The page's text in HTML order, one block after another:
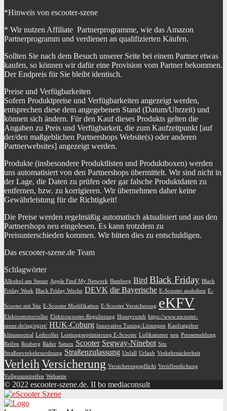
*Hinweis von escooter-szene
* Wir nutzen Affiliate Partnerprogramme, wie das Amazon
Partnerprogramm und verdienen an qualifizierten Käufen.
Sollten Sie nach dem Besuch unserer Seite bei einem Partner etwas
kaufen, so können wir dafür eine Provision vom Partner bekommen.
Der Endpreis für Sie bleibt identisch.
Preise und Verfügbarkeiten
Sofern Produktpreise und Verfügbarkeiten angezeigt werden,
entsprechen diese dem angegebenen Stand (Datum/Uhrzeit) und
können sich ändern. Für den Kauf dieses Produkts gelten die
Angaben zu Preis und Verfügbarkeit, die zum Kaufzeitpunkt [auf
der/den maßgeblichen Partnershops Website(s) oder anderen
Partnerwebsites] angezeigt werden.
Produkte (insbesondere Produktlisten und Produktboxen) werden
uns automatisiert von den Partnershops übermittelt. Wir sind nicht in
der Lage, die Daten zu prüfen oder gar falsche Produktdaten zu
entfernen, bzw. zu korrigieren. Wir übernehmen daher keine
Gewährleistung für die Richtigkeit!
Die Preise werden regelmäßig automatisch aktualisiert und aus den
Partnershops neu eingelesen. Es kann trotzdem zu
Preisunterschieden kommen. Wir bitten dies zu entschuldigen.
Das escooter-szene.de Team
Schlagwörter
Alkohol am Steuer Apple Find My Network Bamberg Bird Black Friday Black
Friday Week Black Friday Woche DEVK die Bayerische E-Scooter ausleihen E-
Scooter mit Sitz E-Scooter Modifikation E-Scooter Versicherung eKFV
Elektromotorroller Elektroscooter-Regulierung Honeycomb https://www.escooter-
szene.de/tag/egret/ HUK-Coburg Innovative Tuning-Lösungen Kaufratgeber
klimaneutral Leihroller Leistungsoptimierung E-Scooter Luftkammer neu Pressemeldung
Reifen Rosberg Räder Saturn Scooter Segway-Ninebot Sitz
Straßenverkehrsordnung Straßenzulassung Unfall Urlaub Verkehrssicherheit
VerleihVersicherung Versicherungspflicht Veröffentlichung
Vollgummireifen Webseite
© 2022 escooter-szene.de. II bo mediaconsult